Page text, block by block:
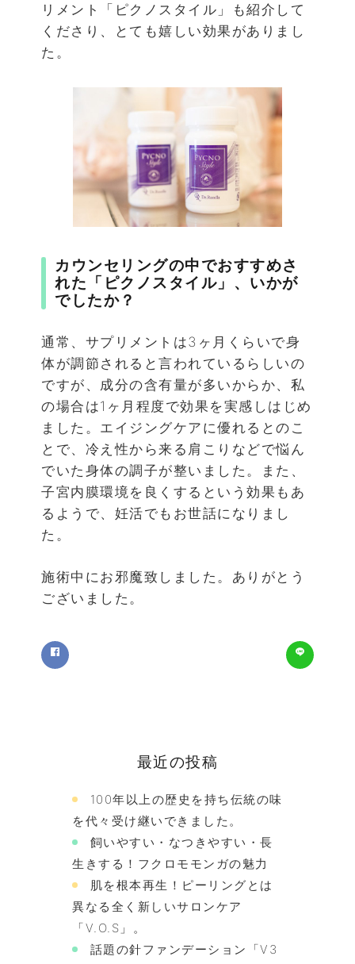
リメント「ピクノスタイル」も紹介して
くださり、とても嬉しい効果がありまし
た。
カウンセリングの中でおすすめさ
れた「ピクノスタイル」、いかが
でしたか？
通常、サプリメントは3ヶ月くらいで身
体が調節されると言われているらしいの
ですが、成分の含有量が多いからか、私
の場合は1ヶ月程度で効果を実感しはじめ
ました。エイジングケアに優れるとのこ
とで、冷え性から来る肩こりなどで悩ん
でいた身体の調子が整いました。また、
子宮内膜環境を良くするという効果もあ
るようで、妊活でもお世話になりまし
た。
施術中にお邪魔致しました。ありがとう
ございました。
最近の投稿
100年以上の歴史を持ち伝統の味
を代々受け継いできました。
飼いやすい・なつきやすい・長
生きする！フクロモモンガの魅力
肌を根本再生！ピーリングとは
異なる全く新しいサロンケア
「V.O.S」。
話題の針ファンデーション「V3